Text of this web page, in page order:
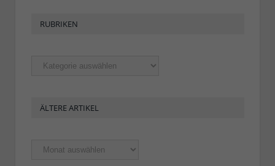
RUBRIKEN
Rubriken
ÄLTERE ARTIKEL
Ältere
Artikel